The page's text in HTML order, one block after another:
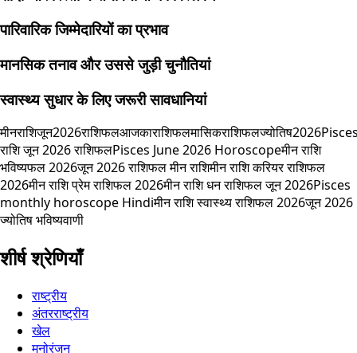
पारिवारिक जिम्मेदारियों का प्रभाव
मानसिक तनाव और उससे जुड़ी चुनौतियां
स्वास्थ्य सुधार के लिए जरूरी सावधानियां
मीनराशिजून2026राशिफलआजकाराशिफलमासिकराशिफलज्योतिष2026
राशि जून 2026 राशिफलPisces June 2026 Horoscopeमीन राशि
भविष्यफल 2026जून 2026 राशिफल मीन राशिमीन राशि करियर राशिफल
2026मीन राशि प्रेम राशिफल 2026मीन राशि धन राशिफल जून 2026Pisces
monthly horoscope Hindiमीन राशि स्वास्थ्य राशिफल 2026जून 2026
ज्योतिष भविष्यवाणी
शीर्ष श्रेणियाँ
राष्ट्रीय
अंतरराष्ट्रीय
खेल
मनोरंजन